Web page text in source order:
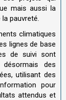
mais aussi la
pauvreté.
climatiques
lignes de base
de suivi sont
des
utilisant des
pour
attendus et